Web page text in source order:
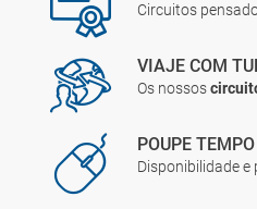
Circuitos
VIAJE COM
Os nossos
POUPE TEMPO
Disponibilidade e